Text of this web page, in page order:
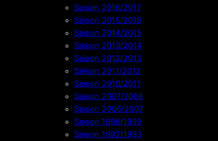
Saison 2016/2017
Saison 2015/2016
Saison 2014/2015
Saison 2013/2014
Saison 2012/2013
Saison 2011/2012
Saison 2010/2011
Saison 2007/2008
Saison 2006/2007
Saison 1998/1999
Saison 1992/1993